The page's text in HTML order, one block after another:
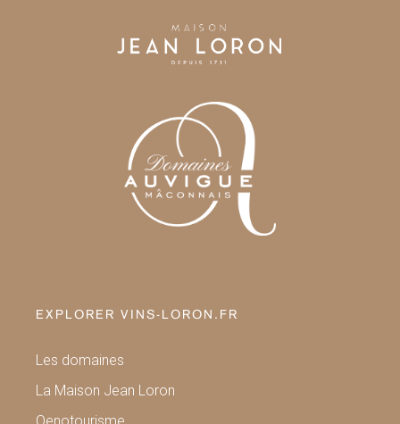
EXPLORER VINS-LORON.FR
Les domaines
La Maison Jean Loron
Oenotourisme